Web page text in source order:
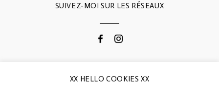
SUIVEZ-MOI SUR LES RÉSEAUX
CONTACTEZ-MOI
XX HELLO COOKIES XX